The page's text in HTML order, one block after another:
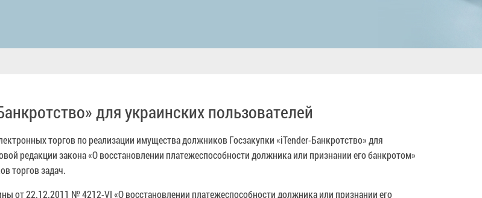
для украинских пользователей
торгов по реализации имущества должников Госзакупки «iTender-Банкротство» для
редакции закона «О восстановлении платежеспособности должника или признании его банкротом»
торгов задач.
от 22.12.2011 № 4212-VI «О восстановлении платежеспособности должника или признании его